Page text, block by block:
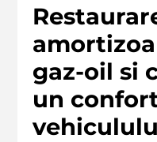
gaz-oil si
un